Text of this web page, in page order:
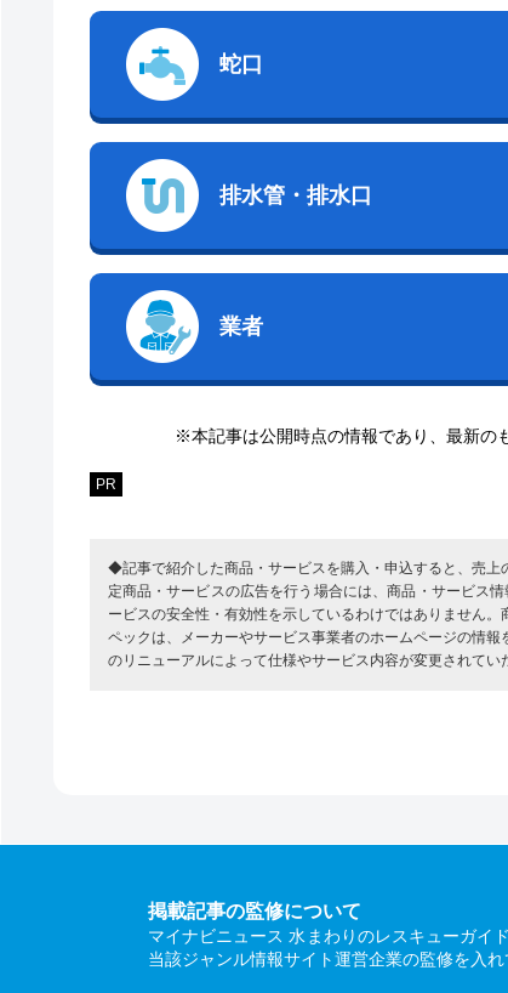
蛇口
排水管・排水口
業者
※本記事は公開時点の情報であり、最新の
PR
◆記事で紹介した商品・サービスを購入・申込すると、売
定商品・サービスの広告を行う場合には、商品・サービス
ービスの安全性・有効性を示しているわけではありません
ペックは、メーカーやサービス事業者のホームページの情
のリニューアルによって仕様やサービス内容が変更されてい
掲載記事の監修について
マイナビニュース 水まわりのレスキューガイ
当該ジャンル情報サイト運営企業の監修を入れ